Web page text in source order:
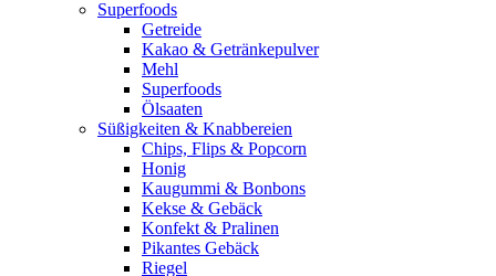
Superfoods
Getreide
Kakao & Getränkepulver
Mehl
Superfoods
Ölsaaten
Süßigkeiten & Knabbereien
Chips, Flips & Popcorn
Honig
Kaugummi & Bonbons
Kekse & Gebäck
Konfekt & Pralinen
Pikantes Gebäck
Riegel